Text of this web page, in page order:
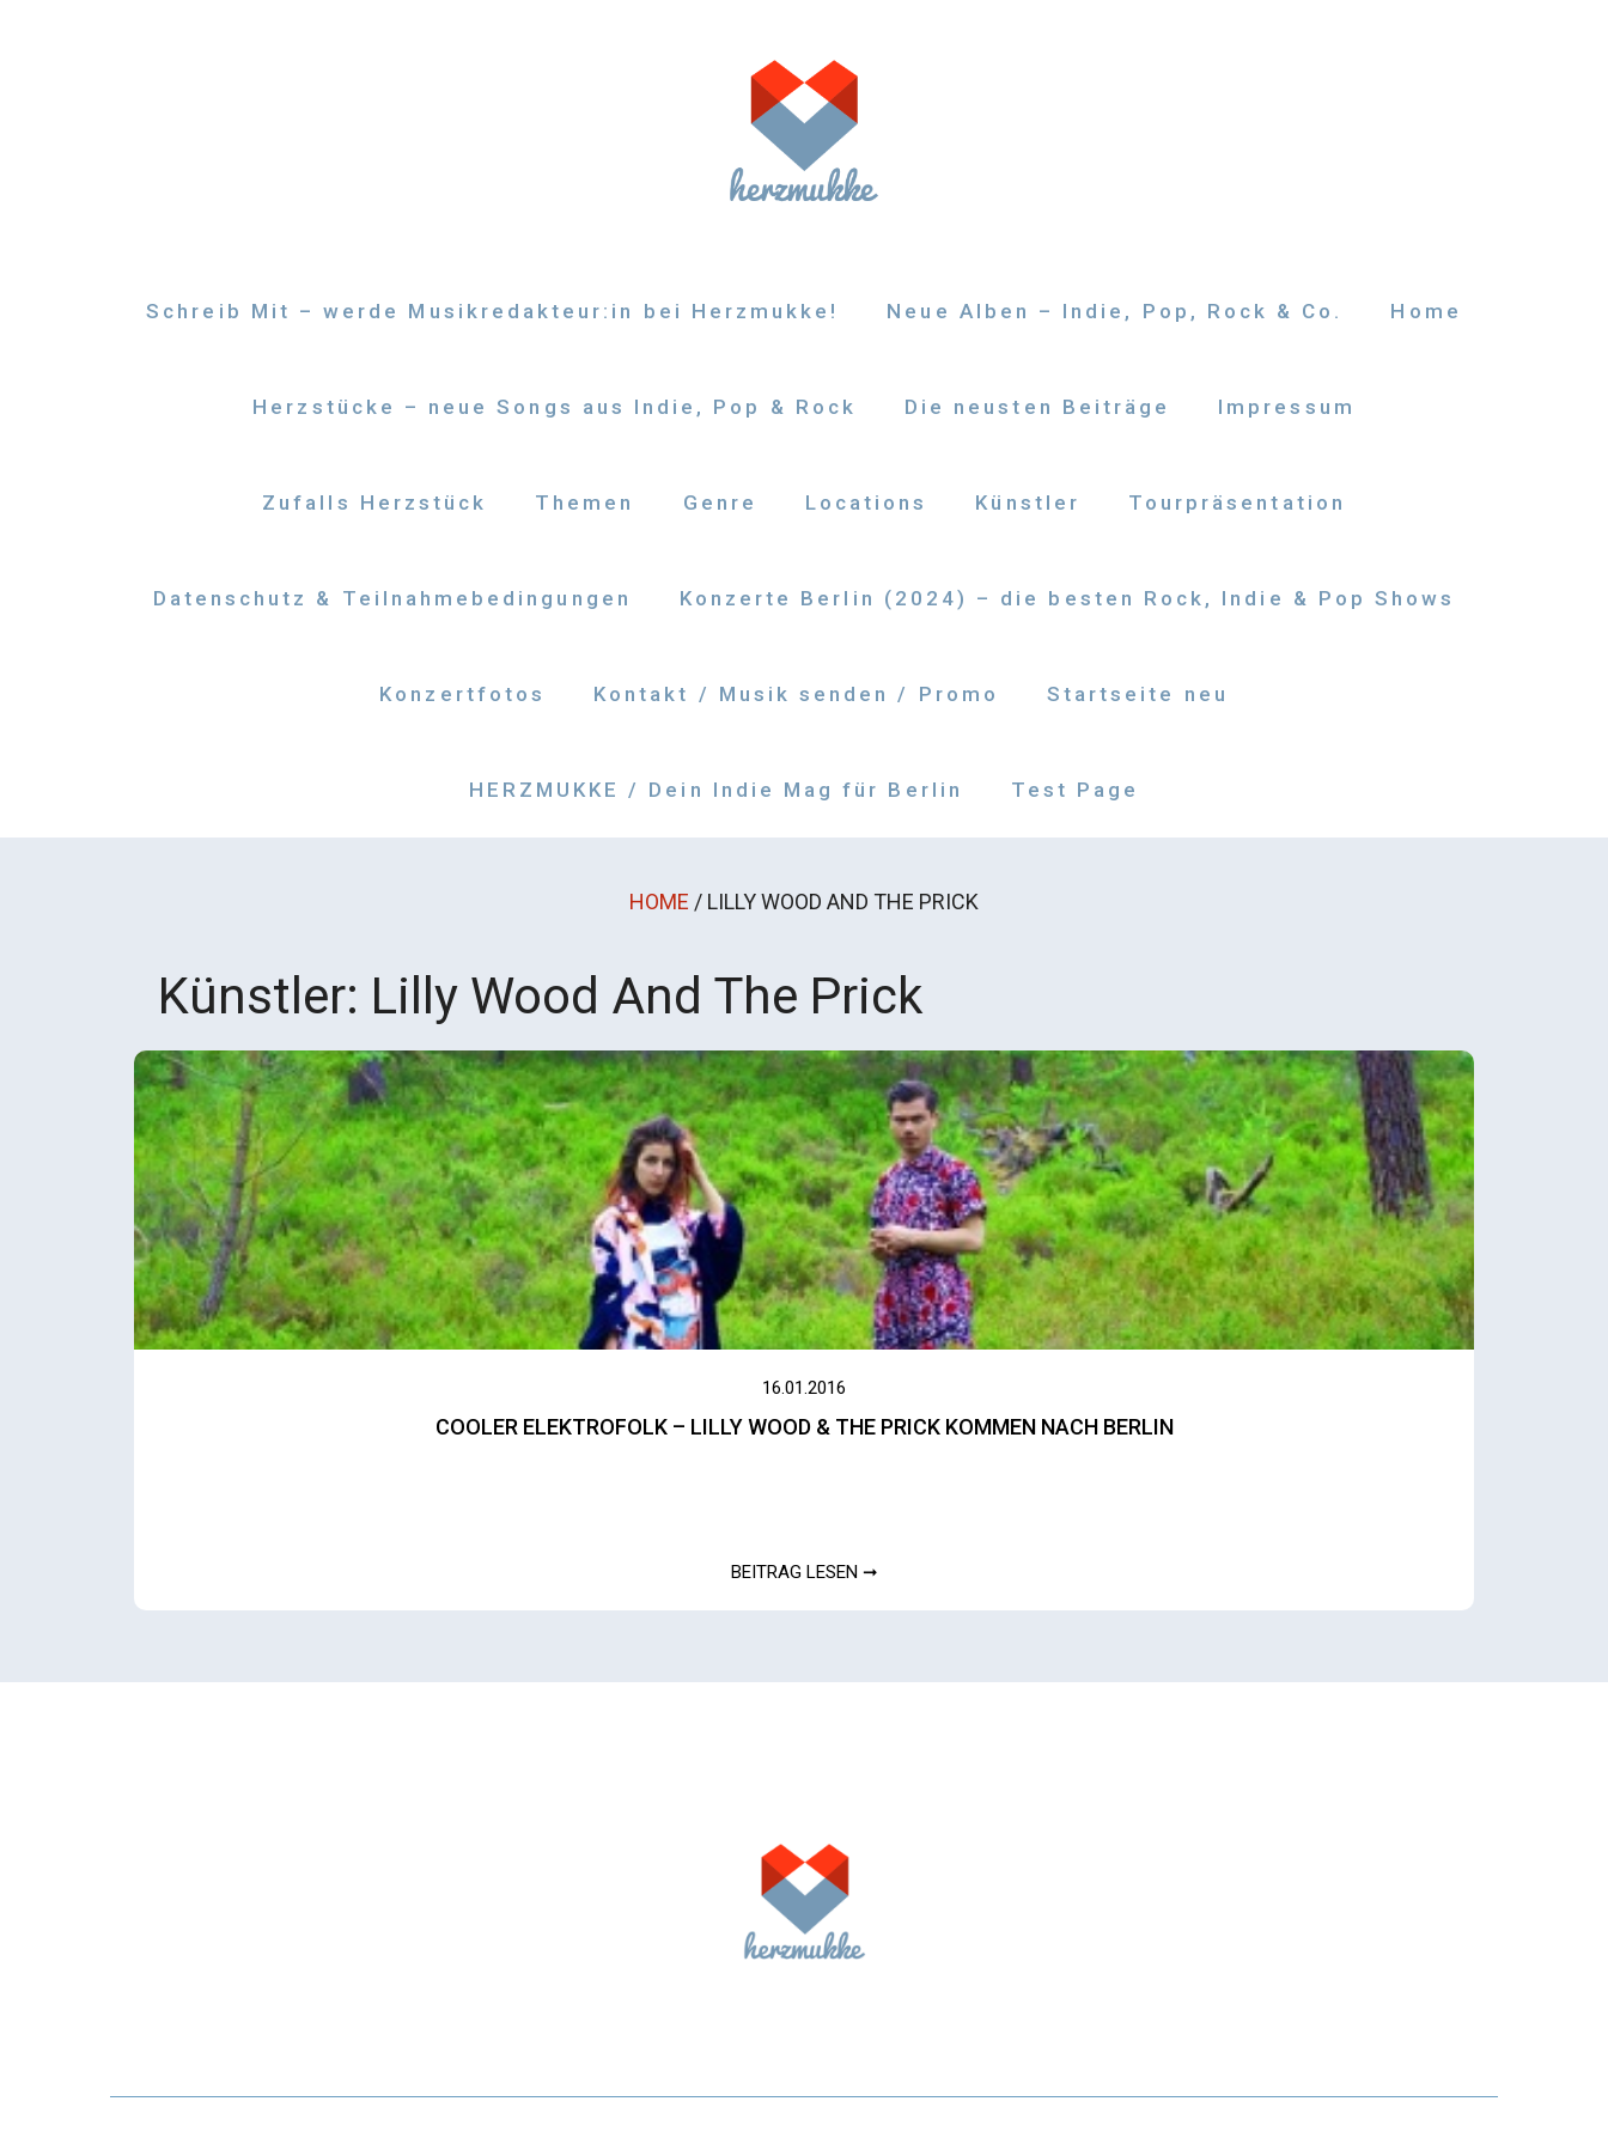
Schreib Mit – werde Musikredakteur:in bei Herzmukke! Neue Alben – Indie, Pop, Rock & Co. Home
Herzstücke – neue Songs aus Indie, Pop & Rock Die neusten Beiträge Impressum
Zufalls Herzstück Themen Genre Locations Künstler Tourpräsentation
Datenschutz & Teilnahmebedingungen Konzerte Berlin (2024) – die besten Rock, Indie & Pop Shows
Konzertfotos Kontakt / Musik senden / Promo Startseite neu
HERZMUKKE / Dein Indie Mag für Berlin Test Page
HOME / LILLY WOOD AND THE PRICK
Künstler: Lilly Wood And The Prick
16.01.2016
COOLER ELEKTROFOLK – LILLY WOOD & THE PRICK KOMMEN NACH BERLIN
BEITRAG LESEN ➞